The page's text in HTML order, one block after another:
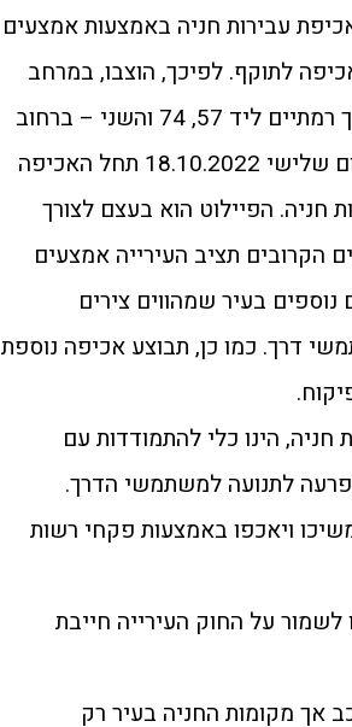
עבירות חניה באמצעות אמצעים
לתוקף. לפיכך, הוצבו, במרחב
הציבורי, מצלמות בשני מוקדים בעיר: האחד – בדרך רמתיים ליד 57, 74 והשני – ברחוב
סוקולוב ליד 10, 11. בתום תקופת הניסיון, והחל מיום שלישי 18.10.2022 תחל האכיפה
חניה. הפיילוט הוא בעצם לצורך
הקרובים תציב העירייה אמצעים
בעיר שמהווים צירים
דרך. כמו כן, תבוצע אכיפה נוספת
חניה, הינו כלי להתמודדות עם
לתנועה למשתמשי הדרך.
ויאכפו באמצעות פקחי רשות
על החוק העירייה חייבת
אך מקומות החניה בעיר רק